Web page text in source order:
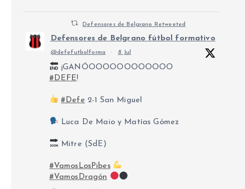
Defensores de Belgrano Retweeted
Defensores de Belgrano fútbol formativo
@defefutbolforma · 8 Jul
¡GANÓOOOOOOOOOOOO
#DEFE!
#Defe 2-1 San Miguel
Luca De Maio y Matías Gómez
Mitre (SdE)
#VamosLosPibes
#VamosDragón